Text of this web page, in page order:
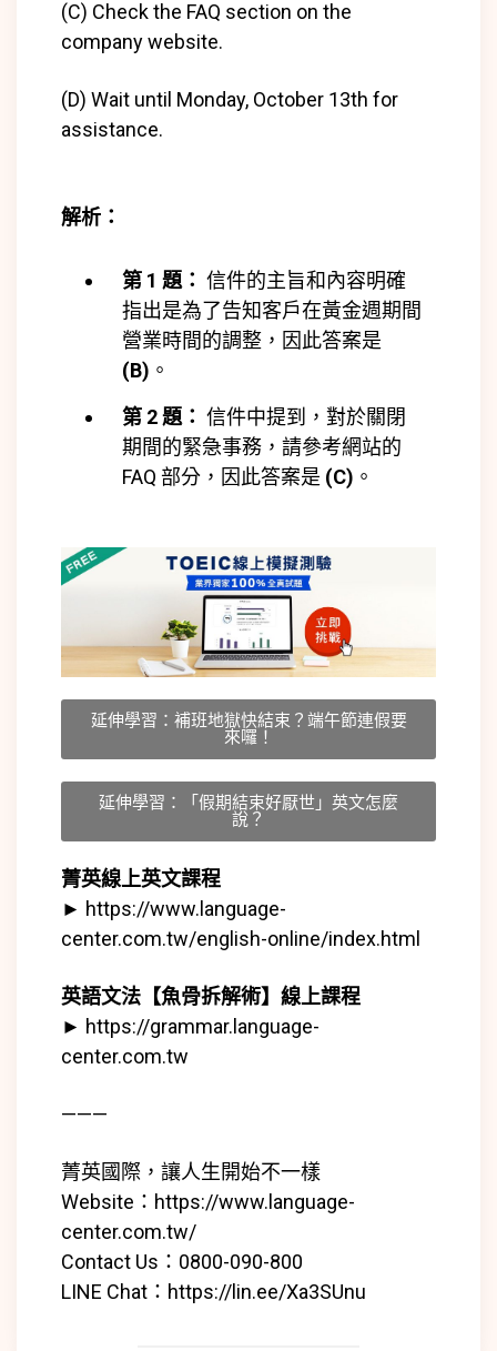
(C) Check the FAQ section on the
company website.
(D) Wait until Monday, October 13th for
assistance.
解析：
第 1 題： 信件的主旨和內容明確
指出是為了告知客戶在黃金週期間
營業時間的調整，因此答案是
(B) 。
第 2 題： 信件中提到，對於關閉
期間的緊急事務，請參考網站的
FAQ 部分，因此答案是 (C) 。
延伸學習：補班地獄快結束？端午節連假要
來囉！
延伸學習：「假期結束好厭世」英文怎麼
說？
菁英線上英文課程
► https://www.language-
center.com.tw/english-online/index.html
英語文法【魚骨拆解術】線上課程
► https://grammar.language-
center.com.tw
———
菁英國際，讓人生開始不一樣
Website： https://www.language-
center.com.tw/
Contact Us：0800-090-800
LINE Chat： https://lin.ee/Xa3SUnu